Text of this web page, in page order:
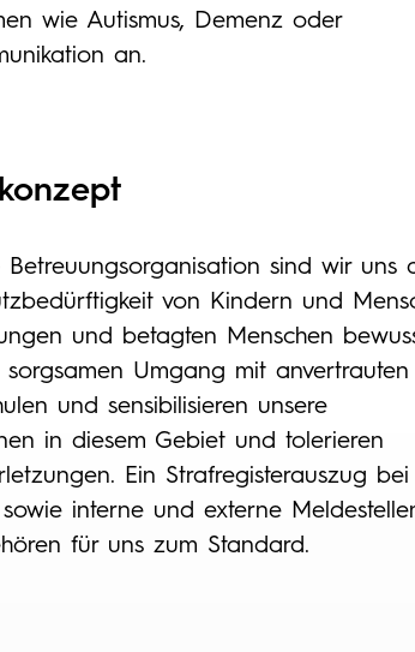
wie Autismus, Demenz oder
an.
Betreuungsorganisation sind wir uns
von Kindern und
und betagten Menschen
Umgang mit anvertrauten
und sensibilisieren unsere
in diesem Gebiet und tolerieren
Ein Strafregisterauszug bei
interne und externe
für uns zum Standard.